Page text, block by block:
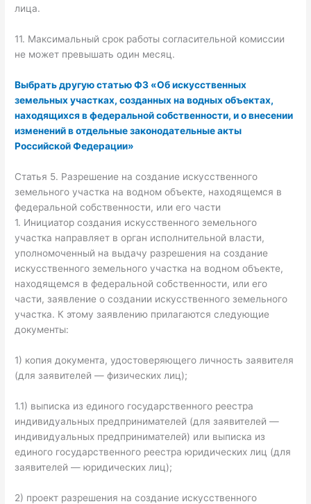
лица.
11. Максимальный срок работы согласительной комиссии
не может превышать один месяц.
Выбрать другую статью ФЗ «Об искусственных
земельных участках, созданных на водных объектах,
находящихся в федеральной собственности, и о внесении
изменений в отдельные законодательные акты
Российской Федерации»
Статья 5. Разрешение на создание искусственного
земельного участка на водном объекте, находящемся в
федеральной собственности, или его части
1. Инициатор создания искусственного земельного
участка направляет в орган исполнительной власти,
уполномоченный на выдачу разрешения на создание
искусственного земельного участка на водном объекте,
находящемся в федеральной собственности, или его
части, заявление о создании искусственного земельного
участка. К этому заявлению прилагаются следующие
документы:
1) копия документа, удостоверяющего личность заявителя
(для заявителей — физических лиц);
1.1) выписка из единого государственного реестра
индивидуальных предпринимателей (для заявителей —
индивидуальных предпринимателей) или выписка из
единого государственного реестра юридических лиц (для
заявителей — юридических лиц);
2) проект разрешения на создание искусственного